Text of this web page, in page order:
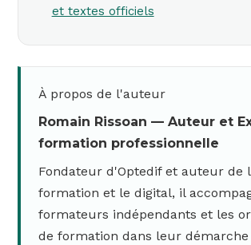
et textes officiels
À propos de l'auteur
Romain Rissoan — Auteur et
formation professionnelle
Fondateur d'Optedif et auteur de
formation et le digital, il
formateurs indépendants et les
de formation dans leur